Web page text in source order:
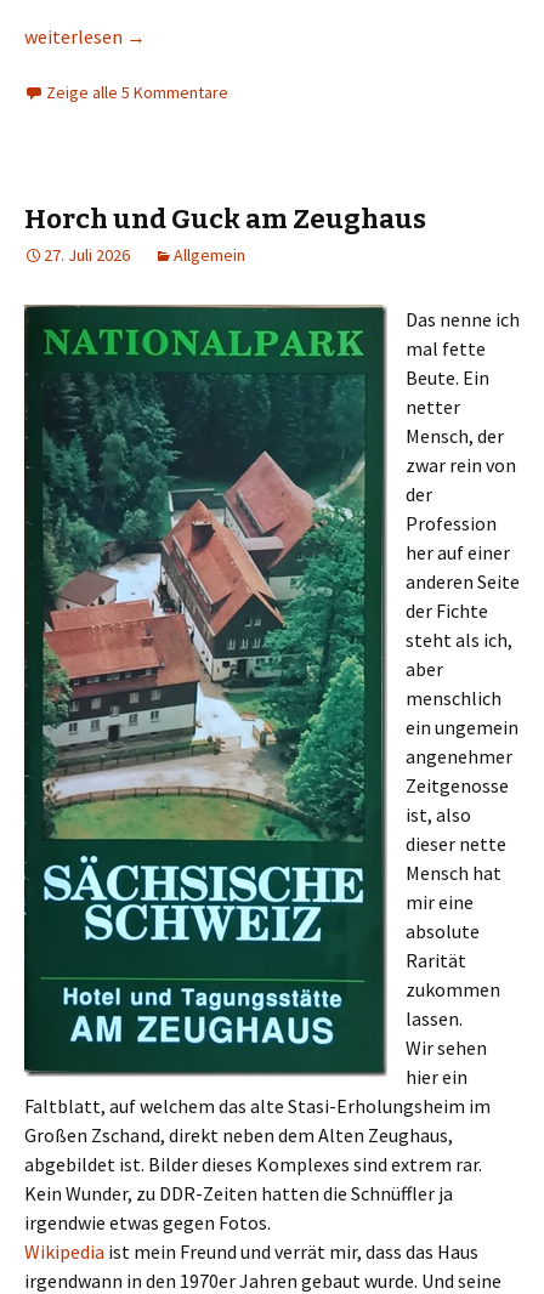
Mit Vögeln beschäftigt
weiterlesen →
Zeige alle 5 Kommentare
Horch und Guck am Zeughaus
27. Juli 2026 Allgemein
Das nenne ich
mal fette
Beute. Ein
netter
Mensch, der
zwar rein von
der
Profession
her auf einer
anderen Seite
der Fichte
steht als ich,
aber
menschlich
ein ungemein
angenehmer
Zeitgenosse
ist, also
dieser nette
Mensch hat
mir eine
absolute
Rarität
zukommen
lassen.
Wir sehen
hier ein
Faltblatt, auf welchem das alte Stasi-Erholungsheim im
Großen Zschand, direkt neben dem Alten Zeughaus,
abgebildet ist. Bilder dieses Komplexes sind extrem rar.
Kein Wunder, zu DDR-Zeiten hatten die Schnüffler ja
irgendwie etwas gegen Fotos.
Wikipedia ist mein Freund und verrät mir, dass das Haus
irgendwann in den 1970er Jahren gebaut wurde. Und seine